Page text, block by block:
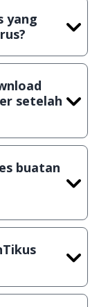
yang
3 jenis
100%
setelah
beberapa
dan jika
lisensi
buatan
ada di